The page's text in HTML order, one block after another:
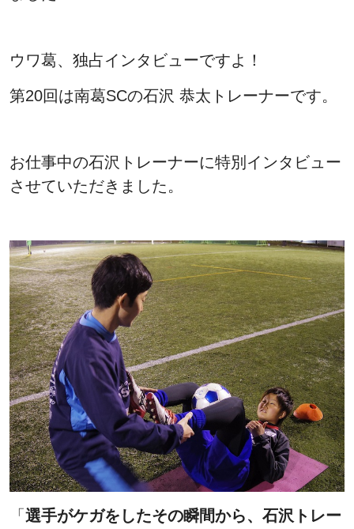
ウワ葛、独占インタビューですよ！
第20回は南葛SCの石沢 恭太トレーナーです。
お仕事中の石沢トレーナーに特別インタビュー
させていただきました。
「選手がケガをしたその瞬間から、石沢トレー